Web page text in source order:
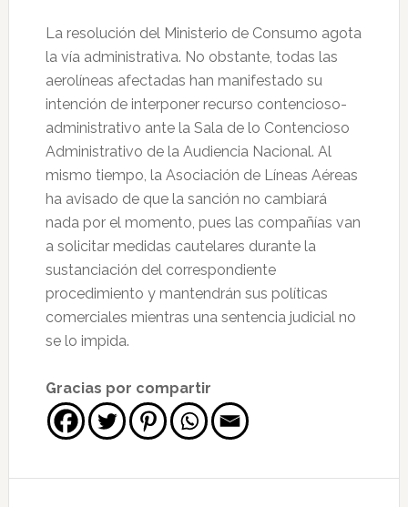
La resolución del Ministerio de Consumo agota
la vía administrativa. No obstante, todas las
aerolíneas afectadas han manifestado su
intención de interponer recurso contencioso-
administrativo ante la Sala de lo Contencioso
Administrativo de la Audiencia Nacional. Al
mismo tiempo, la Asociación de Líneas Aéreas
ha avisado de que la sanción no cambiará
nada por el momento, pues las compañías van
a solicitar medidas cautelares durante la
sustanciación del correspondiente
procedimiento y mantendrán sus políticas
comerciales mientras una sentencia judicial no
se lo impida.
Gracias por compartir